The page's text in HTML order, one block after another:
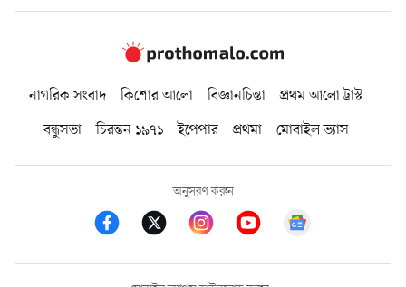
নাগরিক সংবাদ কিশোর আলো বিজ্ঞানচিন্তা
প্রথম আলো ট্রাস্ট
বন্ধুসভা
চিরন্তন ১৯৭১ ইপেপার প্রথমা মোবাইল ভ্যাস
অনুসরণ করুন